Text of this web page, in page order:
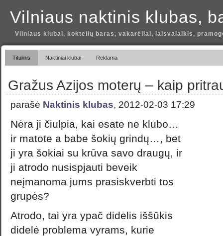
Vilniaus naktinis klubas,
Vilniaus klubai, koktelių baras, vakarėliai, laisvalaikis,
Titulinis Naktiniai klubai Reklama
Gražus Azijos moterų – kaip
parašė Naktinis klubas, 2012-02-03 17:29
Nėra ji čiulpia, kai esate ne klubo…
ir matote a babe šokių grindų…, bet
ji yra šokiai su krūva savo draugų, ir
ji atrodo nusispjauti beveik
neįmanoma jums prasiskverbti tos
grupės?
Atrodo, tai yra ypač didelis iššūkis
didelė problema vyrams, kurie